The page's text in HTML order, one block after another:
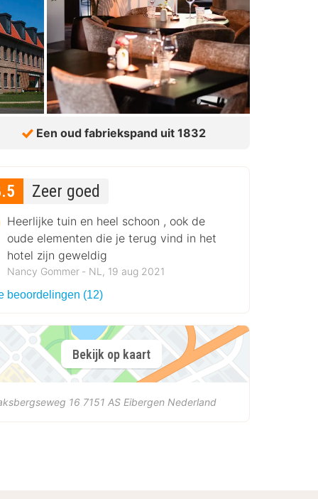
Een oud fabriekspand uit 1832
Zeer goed
Heerlijke tuin en heel schoon , ook de
oude elementen die je terug vind in het
hotel zijn geweldig
Nancy Gommer ‐ NL, 19 aug 2021
beoordelingen (12)
Bekijk op kaart
16 7151 AS Eibergen Nederland